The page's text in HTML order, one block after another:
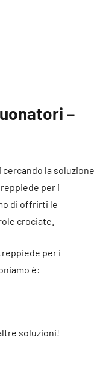
–
la soluzione
per i
di offrirti le
crociate.
per i
è:
soluzioni!